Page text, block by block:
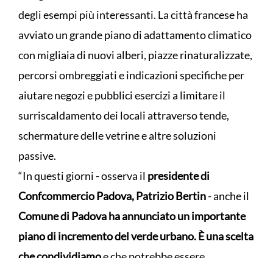
degli esempi più interessanti. La città francese ha
avviato un grande piano di adattamento climatico
con migliaia di nuovi alberi, piazze rinaturalizzate,
percorsi ombreggiati e indicazioni specifiche per
aiutare negozi e pubblici esercizi a limitare il
surriscaldamento dei locali attraverso tende,
schermature delle vetrine e altre soluzioni
passive.
“In questi giorni - osserva il presidente di
Confcommercio Padova, Patrizio Bertin- anche il
Comune di Padova ha annunciato un importante
piano di incremento del verde urbano. È una scelta